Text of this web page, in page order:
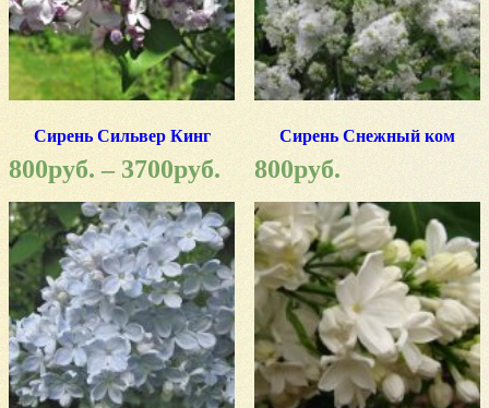
Сирень Сильвер Кинг
800руб.–3700руб.
Сирень Снежный ком
800руб.